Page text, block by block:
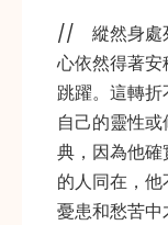
// 縱然身處
心依然得著
跳躍。這轉
自己的靈性
典，因為他
的人同在，
憂患和愁苦